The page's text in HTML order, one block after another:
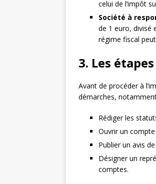
celui de l’impôt
Société à
de 1 euro, divisé
régime fiscal
3. Les
Avant de procéder à
démarches,
Rédiger les
Ouvrir un
Publier un avis
Désigner un
comptes.